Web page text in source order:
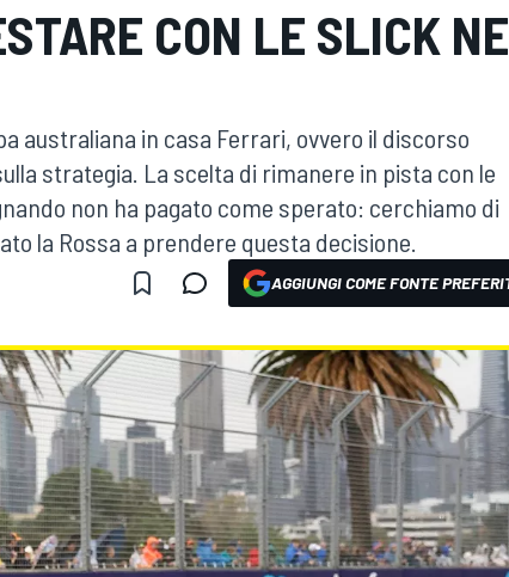
CON LE SLICK
australiana in casa Ferrari, ovvero il discorso
strategia. La scelta di rimanere in pista con le
non ha pagato come sperato: cerchiamo di
la Rossa a prendere questa decisione.
AGGIUNGI COME FONTE